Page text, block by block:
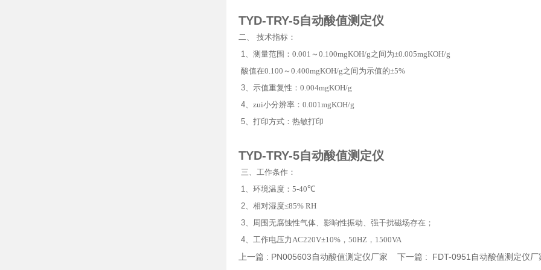
TYD-TRY-5自动酸值测定仪
二、 技术指标：
1、测量范围： 0.001 ～ 0.100mgKOH/g之间为±0.005mgKOH/g
酸值在0.100 ～ 0.400mgKOH/g之间为示值的±5%
3、示值重复性： 0.004mgKOH/g
4、zui小分辨率： 0.001mgKOH/g
5、打印方式：热敏打印
TYD-TRY-5自动酸值测定仪
三、 工作条作：
1、环境温度： 5-40℃
2、相对湿度≤85% RH
3、周围无腐蚀性气体、影响性振动、强干扰磁场存在；
4、工作电压力AC220V±10% ， 50HZ ， 1500VA
上一篇 : PN005603自动酸值测定仪厂家 下一篇 : FDT-0951自动酸值测定仪厂